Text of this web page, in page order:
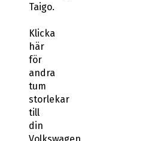
Taigo.
Klicka
här
för
andra
tum
storlekar
till
din
Volkswagen